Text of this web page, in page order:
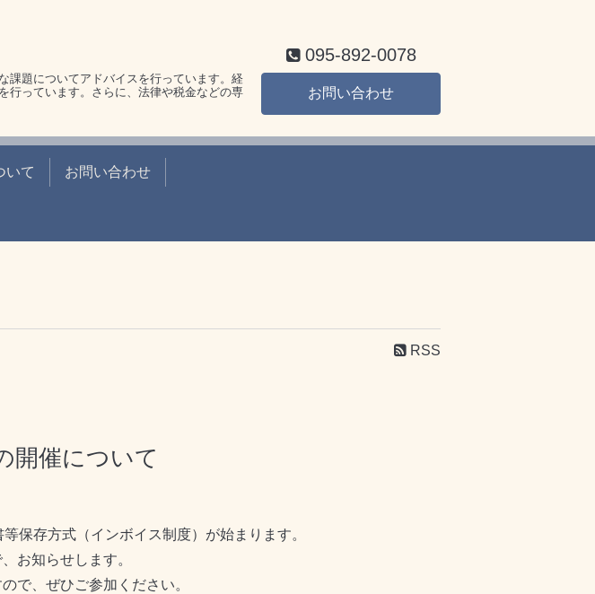
課題についてアドバイスを行っています。経
行っています。さらに、法律や税金などの専
095-892-0078
お問い合わせ
いて お問い合わせ
RSS
開催について
保存方式（インボイス制度）が始まります。
お知らせします。
で、ぜひご参加ください。